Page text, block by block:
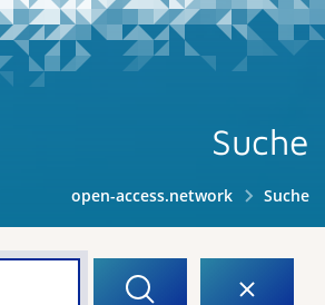
Suche
open-access.network Suche